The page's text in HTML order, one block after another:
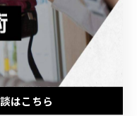
重視する動きを見せ
として、労働環境の
工務店も増えてお
りが進んでいます。
動を活発にしつつ、
実に伝えることが求
はこちら